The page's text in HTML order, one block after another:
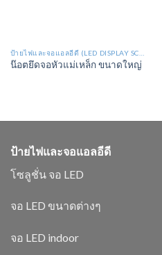
น๊อตยึดจอหัวแม่เหล็ก ขนาดใหญ่
ป้ายไฟและจอแอลอีดี
โซลูชั่น จอ LED
จอ LED ขนาดต่างๆ
จอ LED indoor